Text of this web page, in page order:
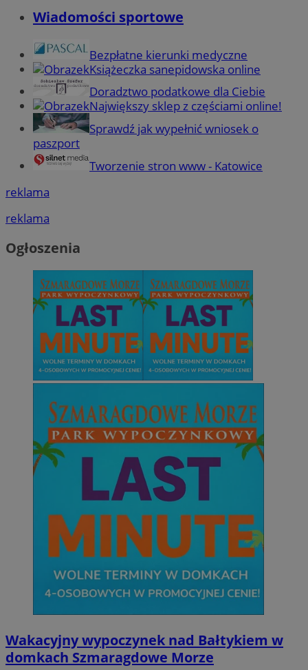
Wiadomości sportowe
Bezpłatne kierunki medyczne
Książeczka sanepidowska online
Doradztwo podatkowe dla Ciebie
Największy sklep z częściami online!
Sprawdź jak wypełnić wniosek o
paszport
Tworzenie stron www - Katowice
reklama
reklama
Ogłoszenia
Wakacyjny wypoczynek nad Bałtykiem w
domkach Szmaragdowe Morze